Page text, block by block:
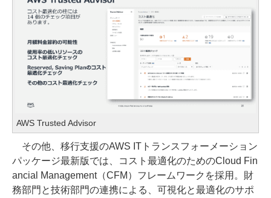
AWS Trusted Advisor
その他、移行支援のAWS ITトランスフォーメーション
パッケージ最新版では、コスト最適化のためのCloud Fin
ancial Management（CFM）フレームワークを採用。財
務部門と技術部門の連携による、可視化と最適化のサポ